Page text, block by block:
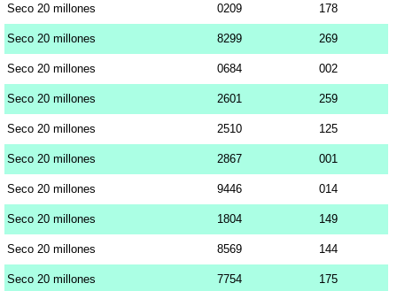
Seco 20 millones 0209 178
Seco 20 millones 8299 269
Seco 20 millones 0684 002
Seco 20 millones 2601 259
Seco 20 millones 2510 125
Seco 20 millones 2867 001
Seco 20 millones 9446 014
Seco 20 millones 1804 149
Seco 20 millones 8569 144
Seco 20 millones 7754 175